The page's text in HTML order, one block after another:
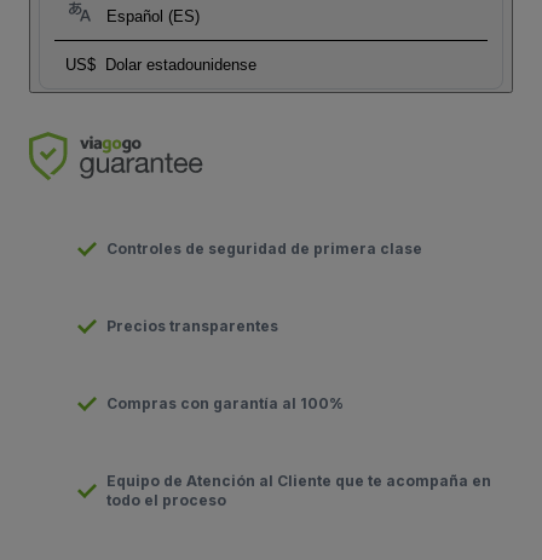
Español (ES)
US$ Dolar estadounidense
Controles de seguridad de primera clase
Precios transparentes
Compras con garantía al 100%
Equipo de Atención al Cliente que te acompaña en
todo el proceso